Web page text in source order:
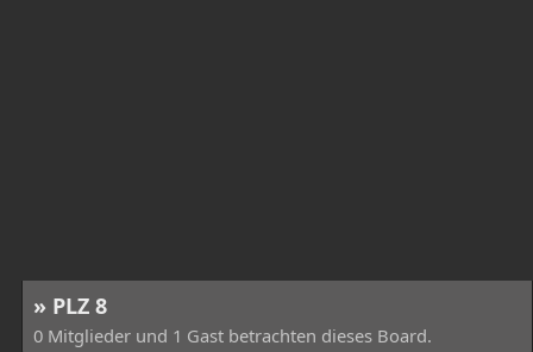
» PLZ 8
0 Mitglieder und 1 Gast betrachten dieses Board.